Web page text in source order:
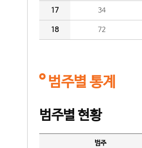
17 34
18 72
범주별 통계
범주별 현황
범주